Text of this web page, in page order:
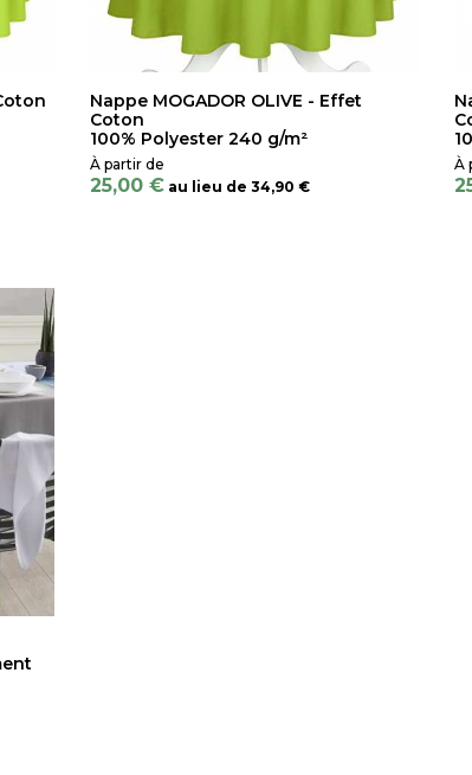
Nappe MOGADOR OLIVE - Effet
Coton
100% Polyester 240 g/m²
25,00 € au lieu de 34,90 €